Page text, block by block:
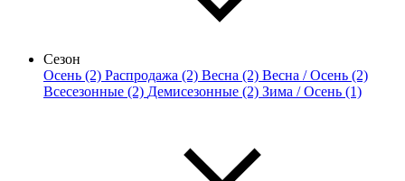
Сезон
Осень (2) Распродажа (2) Весна (2) Весна / Осень (2)
Всесезонные (2) Демисезонные (2) Зима / Осень (1)